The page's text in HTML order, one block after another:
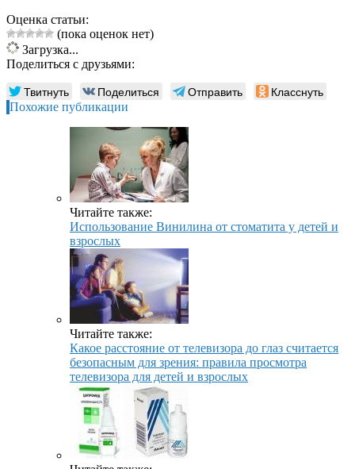
Оценка статьи:
(пока оценок нет)
Загрузка...
Поделиться с друзьями:
Твитнуть Поделиться Отправить Класснуть
Похожие публикации
Читайте также:
Использование Винилина от стоматита у детей и
взрослых
Читайте также:
Какое расстояние от телевизора до глаз считается
безопасным для зрения: правила просмотра
телевизора для детей и взрослых